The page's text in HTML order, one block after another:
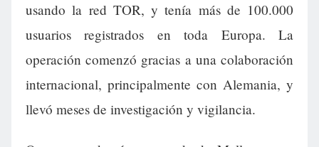
usando la red TOR, y tenía más de 100.000
usuarios registrados en toda Europa. La
operación comenzó gracias a una colaboración
internacional, principalmente con Alemania, y
llevó meses de investigación y vigilancia.